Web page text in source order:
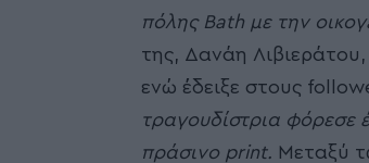
πόλης Bath με την
της, Δανάη
ενώ έδειξε στους
τραγουδίστρια φόρεσε
πράσινο print. Μεταξύ